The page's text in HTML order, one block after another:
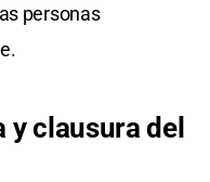
personas
clausura del